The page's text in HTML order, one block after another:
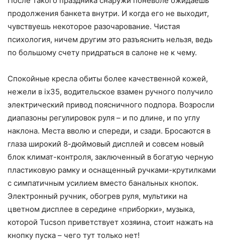
продолжения банкета внутри. И когда его не выходит,
чувствуешь некоторое разочарование. Чистая
психология, ничем другим это разъяснить нельзя, ведь
по большому счету придраться в салоне не к чему.
Спокойные кресла обиты более качественной кожей,
нежели в ix35, водительское взамен ручного получило
электрический привод поясничного подпора. Возросли
диапазоны регулировок руля – и по длине, и по углу
наклона. Места вволю и спереди, и сзади. Бросаются в
глаза широкий 8-дюймовый дисплей и совсем новый
блок климат-контроля, заключенный в богатую черную
пластиковую рамку и оснащенный ручками-крутилками
с симпатичным усилием вместо банальных кнопок.
Электронный ручник, обогрев руля, мультики на
цветном дисплее в середине «приборки», музыка,
которой Tucson приветствует хозяина, стоит нажать на
кнопку пуска – чего тут только нет!